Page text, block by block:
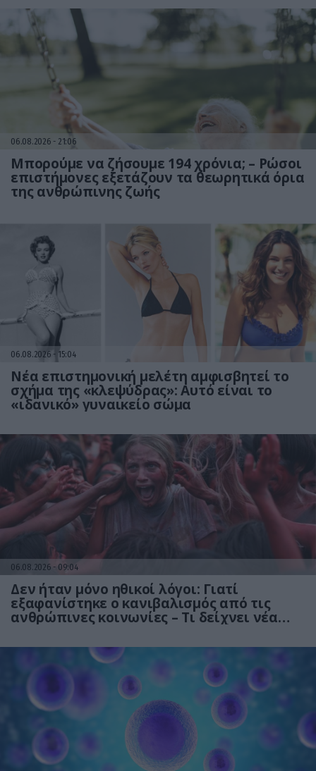
06.08.2026 21:06
Μπορούμε να ζήσουμε 194 χρόνια; – Ρώσοι
επιστήμονες εξετάζουν τα θεωρητικά όρια
της ανθρώπινης ζωής
06.08.2026 15:04
Νέα επιστημονική μελέτη αμφισβητεί το
σχήμα της «κλεψύδρας»: Αυτό είναι το
«ιδανικό» γυναικείο σώμα
06.08.2026 09:04
Δεν ήταν μόνο ηθικοί λόγοι: Γιατί
εξαφανίστηκε ο κανιβαλισμός από τις
ανθρώπινες κοινωνίες – Τι δείχνει νέα